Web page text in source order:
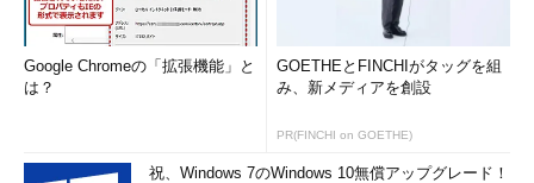
Google Chromeの「拡張機能」と
は？
GOETHEとFINCHIがタッグを組
み、新メディアを創設
PR(FINCHI on GOETHE)
祝、Windows 7のWindows 10無償アップグレード！